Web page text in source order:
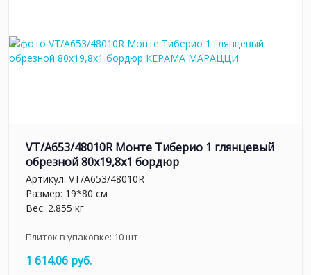
VT/A653/48010R Монте Тиберио 1 глянцевый
обрезной 80x19,8x1 бордюр
Артикул: VT/A653/48010R
Размер: 19*80 см
Вес: 2.855 кг
Плиток в упаковке: 10шт
1 614.06 руб.